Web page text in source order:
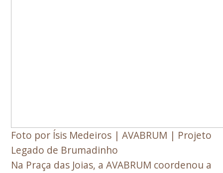
Foto por Ísis Medeiros | AVABRUM | Projeto
Legado de Brumadinho
Na Praça das Joias, a AVABRUM coordenou a